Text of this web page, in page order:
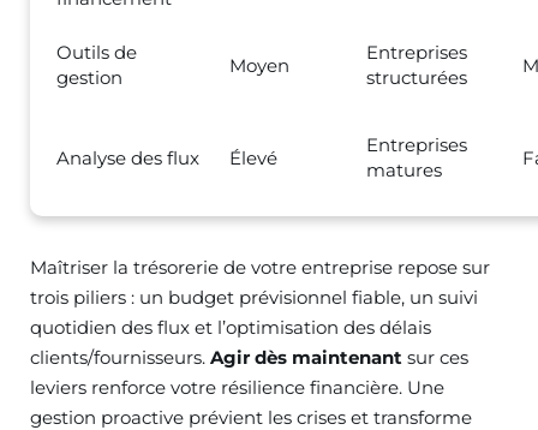
Outils de
gestion
Moyen
Entreprises
structurées
Analyse des flux Élevé
Entreprises
matures
Maîtriser la trésorerie de votre entreprise repose sur
trois piliers : un budget prévisionnel fiable, un suivi
quotidien des flux et l’optimisation des délais
clients/fournisseurs. Agir dès maintenant sur ces
leviers renforce votre résilience financière. Une
gestion proactive prévient les crises et transforme